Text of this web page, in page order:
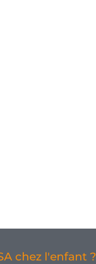
chez l'enfant ?